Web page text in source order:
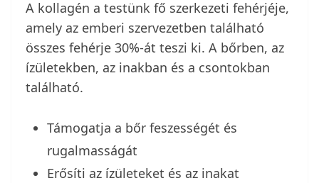
A kollagén a testünk fő szerkezeti fehérjéje,
amely az emberi szervezetben található
összes fehérje 30%-át teszi ki. A bőrben, az
ízületekben, az inakban és a csontokban
található.
Támogatja a bőr feszességét és
rugalmasságát
Erősíti az ízületeket és az inakat